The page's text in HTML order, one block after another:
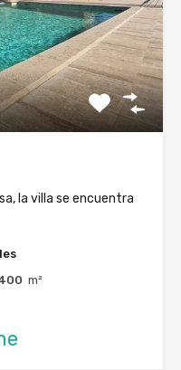
la villa se encuentra
m²